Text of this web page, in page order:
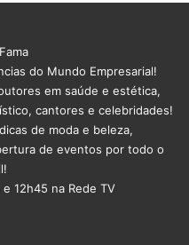
do Mundo Empresarial!
em saúde e estética,
cantores e celebridades!
de moda e beleza,
de eventos por todo o
e 12h45 na Rede TV